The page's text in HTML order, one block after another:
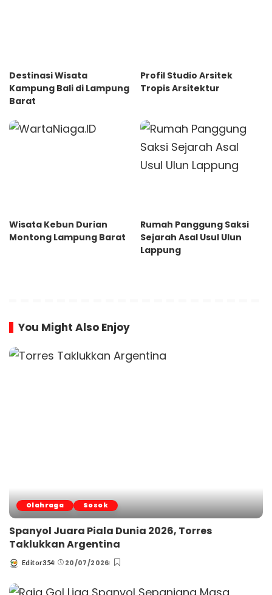
Destinasi Wisata
Kampung Bali di Lampung
Barat
Profil Studio Arsitek
Tropis Arsitektur
Wisata Kebun Durian
Montong Lampung Barat
Rumah Panggung Saksi
Sejarah Asal Usul Ulun
Lappung
You Might Also Enjoy
Olahraga Sosok
Spanyol Juara Piala Dunia 2026, Torres
Taklukkan Argentina
Posted
Editor354 20/07/2026